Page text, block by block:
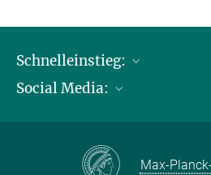
Schnelleinstieg:
Publikationen
Kontakt und Anfahrtsbeschreibung
Social Media:
Max-